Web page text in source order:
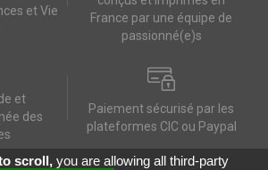
et Vie
France par une équipe de
passionné(e)s
et
des
Paiement sécurisé par les
plateformes CIC ou Paypal
RGPD FAQ CGV Contact Données personnelles
scroll,you are allowing all third-party